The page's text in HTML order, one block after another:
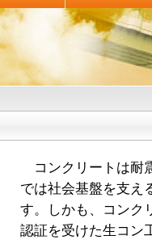
コンクリートは耐
では社会基盤を支え
す。しかも、コンク
認証を受けた生コン